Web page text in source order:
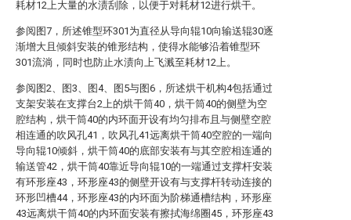
耗材12上大量的水渍刮除，以便于对耗材12进行烘干。
参阅图7，所述锥型环301为直径从导向辊10向输送辊30逐
渐增大且倾斜安装的锥形结构，使得水能够沿着锥型环
301流淌，同时也防止水渍向上飞溅至耗材12上。
参阅图2、图3、图4、图5与图6，所述烘干机构4包括通过
支架安装在支撑台2上的烘干筒40，烘干筒40的侧壁为空
腔结构，烘干筒40的内环面开设有均匀排布且与侧壁空腔
相连通的吹风孔41，吹风孔41远离烘干筒40空腔的一端向
导向辊10倾斜，烘干筒40的底部安装有与其空腔相连通的
输送管42，烘干筒40靠近导向辊10的一端通过支撑杆安装
有环形座43，环形座43的侧壁开设有与支撑杆转动连接的
环形凹槽44，环形座43的内环面为阶梯通槽结构，环形座
43远离烘干筒40的内环面安装有擦拭海绵圈45，环形座43